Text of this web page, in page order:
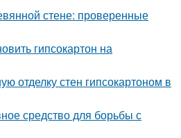
стене: проверенные
гипсокартон на
отделку стен гипсокартоном в
средство для борьбы с